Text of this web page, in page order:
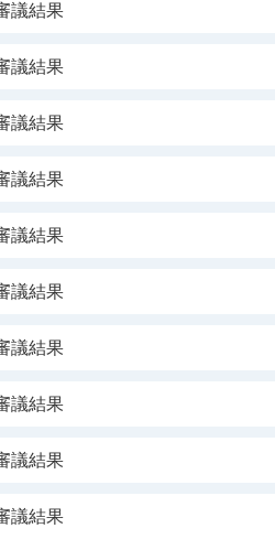
議結果
議結果
議結果
議結果
議結果
議結果
議結果
議結果
議結果
議結果